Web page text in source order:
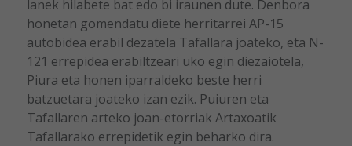
lanek hilabete bat edo bi iraunen dute. Denbora
honetan gomendatu diete herritarrei AP-15
autobidea erabil dezatela Tafallara joateko, eta N-
121 errepidea erabiltzeari uko egin diezaiotela,
Piura eta honen iparraldeko beste herri
batzuetara joateko izan ezik. Puiuren eta
Tafallaren arteko joan-etorriak Artaxoatik
Tafallarako errepidetik egin beharko dira.